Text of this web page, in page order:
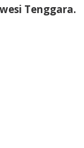
Tenggara.